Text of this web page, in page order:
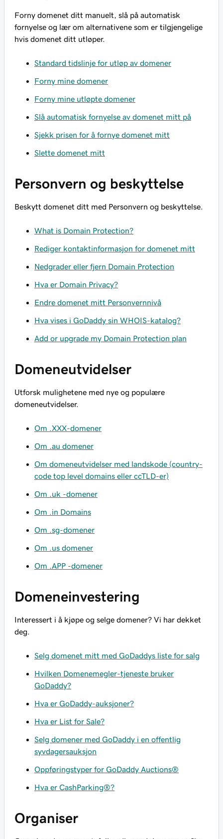
Forny domenet ditt manuelt, slå på automatisk
fornyelse og lær om alternativene som er tilgjengelige
hvis domenet ditt utløper.
Standard tidslinje for utløp av domener
Forny mine domener
Forny mine utløpte domener
Slå automatisk fornyelse av domenet mitt på
Sjekk prisen for å fornye domenet mitt
Slette domenet mitt
Personvern og beskyttelse
Beskytt domenet ditt med Personvern og beskyttelse.
What is Domain Protection?
Rediger kontaktinformasjon for domenet mitt
Nedgrader eller fjern Domain Protection
Hva er Domain Privacy?
Endre domenet mitt Personvernnivå
Hva vises i GoDaddy sin WHOIS-katalog?
Add or upgrade my Domain Protection plan
Domeneutvidelser
Utforsk mulighetene med nye og populære
domeneutvidelser.
Om .XXX-domener
Om .au domener
Om domeneutvidelser med landskode (country-
code top level domains eller ccTLD-er)
Om .uk -domener
Om .in Domains
Om .sg-domener
Om .us domener
Om .APP -domener
Domeneinvestering
Interessert i å kjøpe og selge domener? Vi har dekket
deg.
Selg domenet mitt med GoDaddys liste for salg
Hvilken Domenemegler-tjeneste bruker
GoDaddy?
Hva er GoDaddy-auksjoner?
Hva er List for Sale?
Selg domener med GoDaddy i en offentlig
syvdagersauksjon
Oppføringstyper for GoDaddy Auctions®
Hva er CashParking®?
Organiser